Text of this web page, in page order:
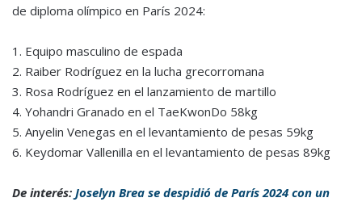
de diploma olímpico en París 2024:
1. Equipo masculino de espada
2. Raiber Rodríguez en la lucha grecorromana
3. Rosa Rodríguez en el lanzamiento de martillo
4. Yohandri Granado en el TaeKwonDo 58kg
5. Anyelin Venegas en el levantamiento de pesas 59kg
6. Keydomar Vallenilla en el levantamiento de pesas 89kg
De interés: Joselyn Brea se despidió de París 2024 con un